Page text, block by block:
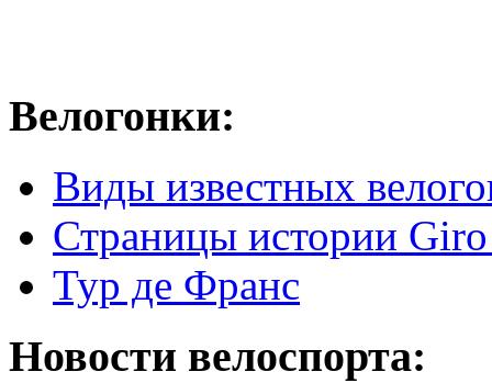
Велогонки:
Виды известных
Страницы истории
Тур де Франс
Новости велоспорта: